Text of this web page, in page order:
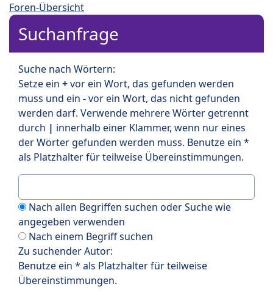
Foren-Übersicht
Suchanfrage
Suche nach Wörtern:
Setze ein +vor ein Wort, das gefunden werden
muss und ein -vor ein Wort, das nicht gefunden
werden darf. Verwende mehrere Wörter getrennt
durch | innerhalb einer Klammer, wenn nur eines
der Wörter gefunden werden muss. Benutze ein *
als Platzhalter für teilweise Übereinstimmungen.
Nach allen Begriffen suchen oder Suche wie
angegeben verwenden
Nach einem Begriff suchen
Zu suchender Autor:
Benutze ein * als Platzhalter für teilweise
Übereinstimmungen.